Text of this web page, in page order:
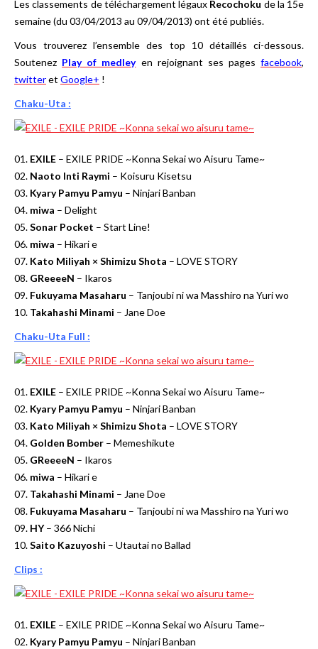
Les classements de téléchargement légaux Recochoku de la 15e
semaine (du 03/04/2013 au 09/04/2013) ont été publiés.
Vous trouverez l’ensemble des top 10 détaillés ci-dessous.
Soutenez Play of medley en rejoignant ses pages facebook,
twitteret Google+ !
Chaku-Uta :
01. EXILE – EXILE PRIDE ~Konna Sekai wo Aisuru Tame~
02. Naoto Inti Raymi – Koisuru Kisetsu
03. Kyary Pamyu Pamyu – Ninjari Banban
04. miwa – Delight
05.Sonar Pocket – Start Line!
06. miwa – Hikari e
07. Kato Miliyah × Shimizu Shota – LOVE STORY
08. GReeeeN – Ikaros
09. Fukuyama Masaharu – Tanjoubi ni wa Masshiro na Yuri wo
10. Takahashi Minami – Jane Doe
Chaku-Uta Full :
01. EXILE – EXILE PRIDE ~Konna Sekai wo Aisuru Tame~
02. Kyary Pamyu Pamyu – Ninjari Banban
03. Kato Miliyah × Shimizu Shota – LOVE STORY
04. Golden Bomber – Memeshikute
05. GReeeeN – Ikaros
06. miwa – Hikari e
07. Takahashi Minami – Jane Doe
08. Fukuyama Masaharu – Tanjoubi ni wa Masshiro na Yuri wo
09. HY– 366 Nichi
10.Saito Kazuyoshi – Utautai no Ballad
Clips :
01. EXILE – EXILE PRIDE ~Konna Sekai wo Aisuru Tame~
02. Kyary Pamyu Pamyu – Ninjari Banban